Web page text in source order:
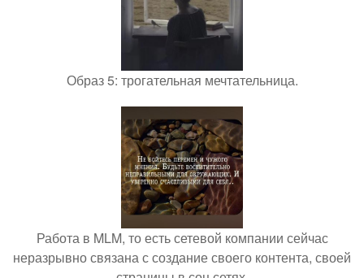
Образ 5: трогательная мечтательница.
Работа в MLM, то есть сетевой компании сейчас
неразрывно связана с создание своего контента, своей